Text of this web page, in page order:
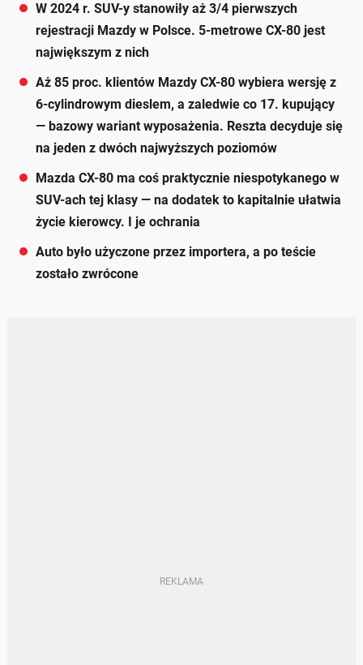
W 2024 r. SUV-y stanowiły aż 3/4 pierwszych
rejestracji Mazdy w Polsce. 5-metrowe CX-80 jest
największym z nich
Aż 85 proc. klientów Mazdy CX-80 wybiera wersję z
6-cylindrowym dieslem, a zaledwie co 17. kupujący
— bazowy wariant wyposażenia. Reszta decyduje się
na jeden z dwóch najwyższych poziomów
Mazda CX-80 ma coś praktycznie niespotykanego w
SUV-ach tej klasy — na dodatek to kapitalnie ułatwia
życie kierowcy. I je ochrania
Auto było użyczone przez importera, a po teście
zostało zwrócone